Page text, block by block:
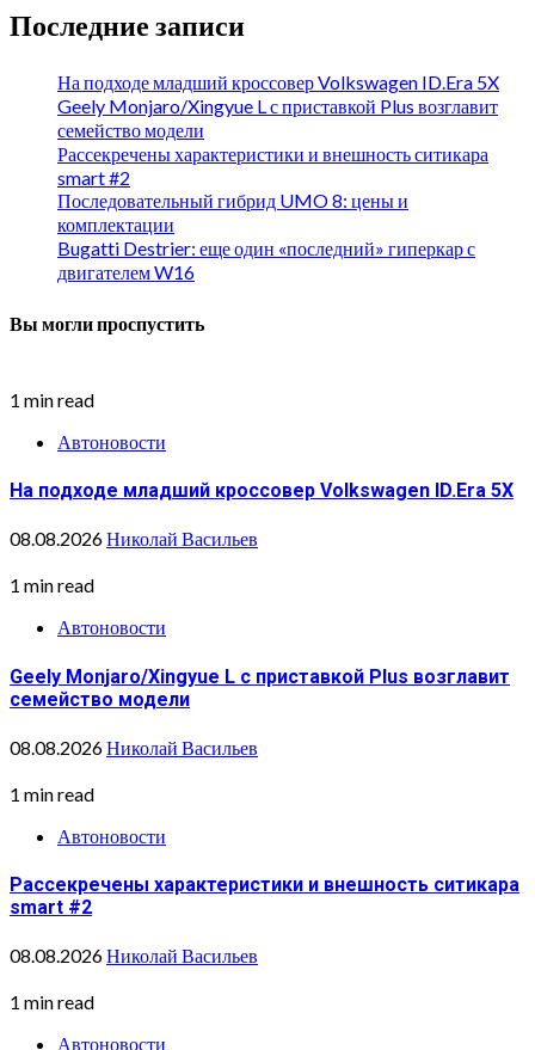
Последние записи
На подходе младший кроссовер Volkswagen ID.Era 5X
Geely Monjaro/Xingyue L с приставкой Plus возглавит
семейство модели
Рассекречены характеристики и внешность ситикара
smart #2
Последовательный гибрид UMO 8: цены и
комплектации
Bugatti Destrier: еще один «последний» гиперкар с
двигателем W16
Вы могли проспустить
1 min read
Автоновости
На подходе младший кроссовер Volkswagen ID.Era 5X
08.08.2026Николай Васильев
1 min read
Автоновости
Geely Monjaro/Xingyue L с приставкой Plus возглавит
семейство модели
08.08.2026Николай Васильев
1 min read
Автоновости
Рассекречены характеристики и внешность ситикара
smart #2
08.08.2026Николай Васильев
1 min read
Автоновости